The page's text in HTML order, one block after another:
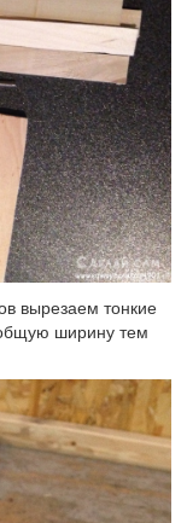
вырезаем тонкие
ширину тем